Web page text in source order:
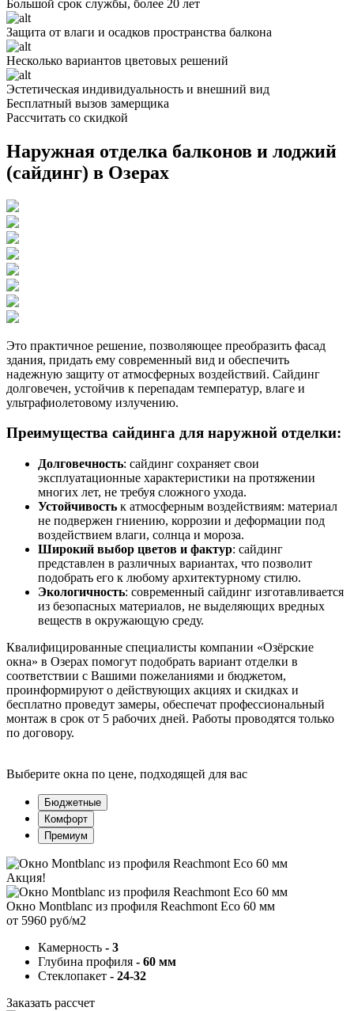
Большой срок службы, более 20 лет
Защита от влаги и осадков пространства балкона
Несколько вариантов цветовых решений
Эстетическая индивидуальность и внешний вид
Бесплатный вызов замерщика
Рассчитать со скидкой
Наружная отделка балконов и лоджий
(сайдинг) в Озерах
Это практичное решение, позволяющее преобразить фасад
здания, придать ему современный вид и обеспечить
надежную защиту от атмосферных воздействий. Сайдинг
долговечен, устойчив к перепадам температур, влаге и
ультрафиолетовому излучению.
Преимущества сайдинга для наружной отделки:
Долговечность: сайдинг сохраняет свои
эксплуатационные характеристики на протяжении
многих лет, не требуя сложного ухода.
Устойчивость к атмосферным воздействиям: материал
не подвержен гниению, коррозии и деформации под
воздействием влаги, солнца и мороза.
Широкий выбор цветов и фактур: сайдинг
представлен в различных вариантах, что позволит
подобрать его к любому архитектурному стилю.
Экологичность: современный сайдинг изготавливается
из безопасных материалов, не выделяющих вредных
веществ в окружающую среду.
Квалифицированные специалисты компании «Озёрские
окна» в Озерах помогут подобрать вариант отделки в
соответствии с Вашими пожеланиями и бюджетом,
проинформируют о действующих акциях и скидках и
бесплатно проведут замеры, обеспечат профессиональный
монтаж в срок от 5 рабочих дней. Работы проводятся только
по договору.
Выберите окна по цене, подходящей для вас
Бюджетные
Комфорт
Премиум
Акция!
Окно Montblanc из профиля Reachmont Eco 60 мм
от 5960 руб/м2
Камерность - 3
Глубина профиля - 60 мм
Стеклопакет - 24-32
Заказать рассчет